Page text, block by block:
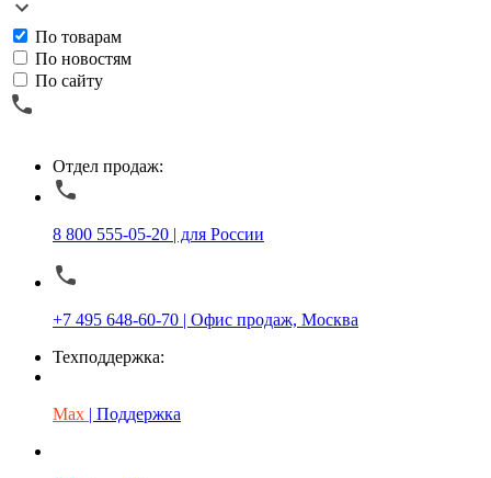
По товарам
По новостям
По сайту
Отдел продаж:
8 800 555-05-20 | для России
+7 495 648-60-70 | Офис продаж, Москва
Техподдержка:
Max | Поддержка